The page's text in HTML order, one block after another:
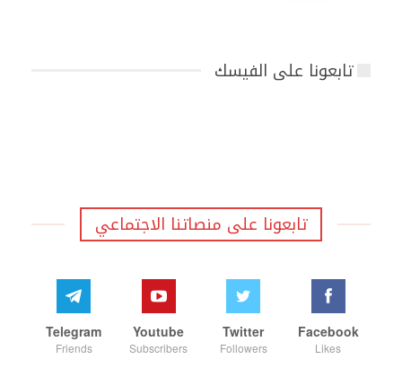
تابعونا على الفيسك
تابعونا على منصاتنا الاجتماعي
Facebook
Likes
Twitter
Followers
Youtube
Subscribers
Telegram
Friends